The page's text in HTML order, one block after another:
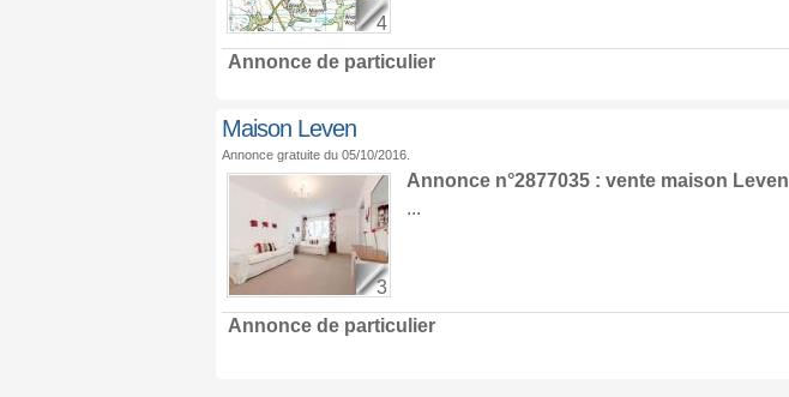
4
Annonce de particulier
Maison Leven
Annonce gratuite du 05/10/2016.
3
Annonce n°2877035 : vente maison Leven
...
Annonce de particulier